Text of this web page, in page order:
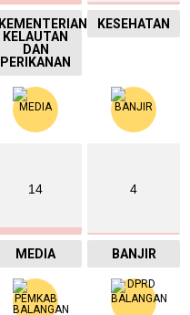
KEMENTERIAN
KELAUTAN
DAN
PERIKANAN
KESEHATAN
14
MEDIA
4
BANJIR